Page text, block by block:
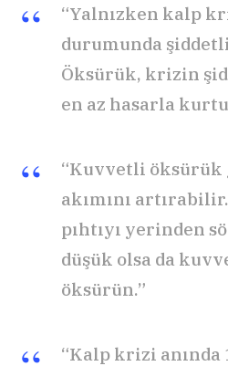
“Yalnızken kalp
durumunda
Öksürük, krizin
en az hasarla
“Kuvvetli öksürük
akımını
pıhtıyı yerinden
düşük olsa da
öksürün.”
“Kalp krizi anında